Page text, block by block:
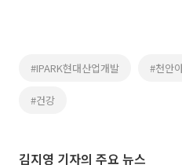
#IPARK현대산업개발 #천안
#건강
김지영 기자의 주요 뉴스